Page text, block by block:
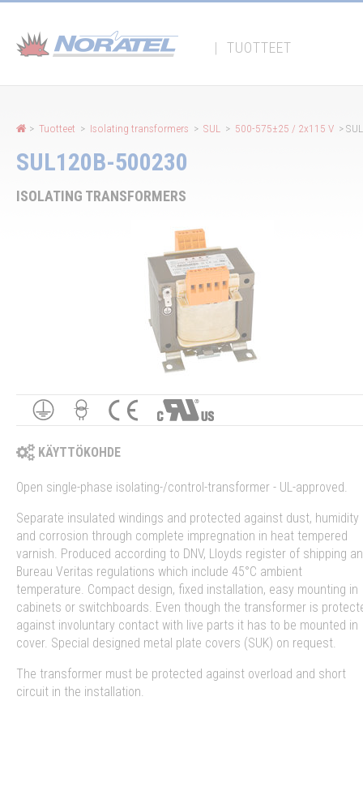
| TUOTTEET
> Tuotteet > Isolating transformers > SUL > 500-575±25 / 2x115 V >
SUL120B-500230
ISOLATING TRANSFORMERS
KÄYTTÖKOHDE
Open single-phase isolating-/control-transformer - UL-approved.
Separate insulated windings and protected against dust, humidity
and corrosion through complete impregnation in heat tempered
varnish. Produced according to DNV, Lloyds register of shipping
Bureau Veritas regulations which include 45°C ambient
temperature. Compact design, fixed installation, easy mounting in
cabinets or switchboards. Even though the transformer is
against involuntary contact with live parts it has to be mounted in
cover. Special designed metal plate covers (SUK) on request.
The transformer must be protected against overload and short
circuit in the installation.
Evästeiden hallintapaneeli